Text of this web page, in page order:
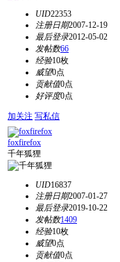
UID22353
注册日期2007-12-19
最后登录2012-05-02
发帖数66
经验10枚
威望0点
贡献值0点
好评度0点
加关注 写私信
foxfirefox
千年狐狸
UID16837
注册日期2007-01-27
最后登录2019-10-22
发帖数1409
经验10枚
威望0点
贡献值0点